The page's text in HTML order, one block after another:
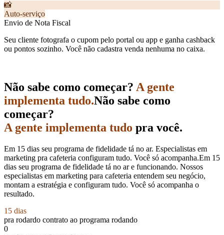
📸
Auto-serviço
Envio de Nota Fiscal
Seu cliente fotografa o cupom pelo portal ou app e ganha cashback
ou pontos sozinho. Você não cadastra venda nenhuma no caixa.
Não sabe como começar? A gente
implementa tudo.Não sabe como
começar?
A gente implementa tudo pra você.
Em 15 dias seu programa de fidelidade tá no ar. Especialistas em
marketing pra cafeteria configuram tudo. Você só acompanha.Em 15
dias seu programa de fidelidade tá no ar e funcionando. Nossos
especialistas em marketing para cafeteria entendem seu negócio,
montam a estratégia e configuram tudo. Você só acompanha o
resultado.
15 dias
pra rodardo contrato ao programa rodando
0